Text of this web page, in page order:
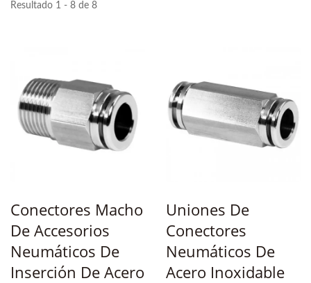
Resultado 1 - 8 de 8
Conectores Macho
De Accesorios
Neumáticos De
Inserción De Acero
Uniones De
Conectores
Neumáticos De
Acero Inoxidable